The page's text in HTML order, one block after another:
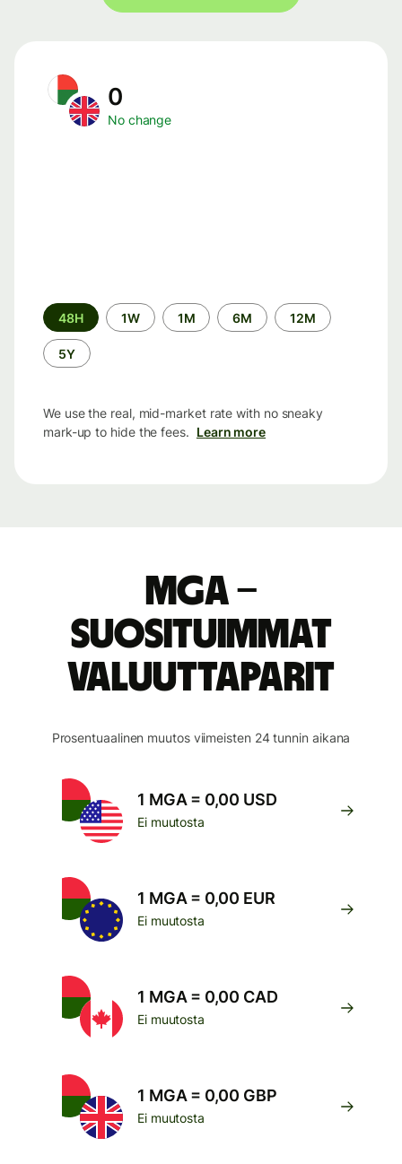
0
No change
Time
period
48H 1W 1M 6M 12M
5Y
We use the real, mid-market rate with no sneaky
mark-up to hide the fees. Learn more
MGA –
suosituimmat
valuuttaparit
Prosentuaalinen muutos viimeisten 24 tunnin aikana
1 MGA = 0,00 USD
Ei muutosta
1 MGA = 0,00 EUR
Ei muutosta
1 MGA = 0,00 CAD
Ei muutosta
1 MGA = 0,00 GBP
Ei muutosta